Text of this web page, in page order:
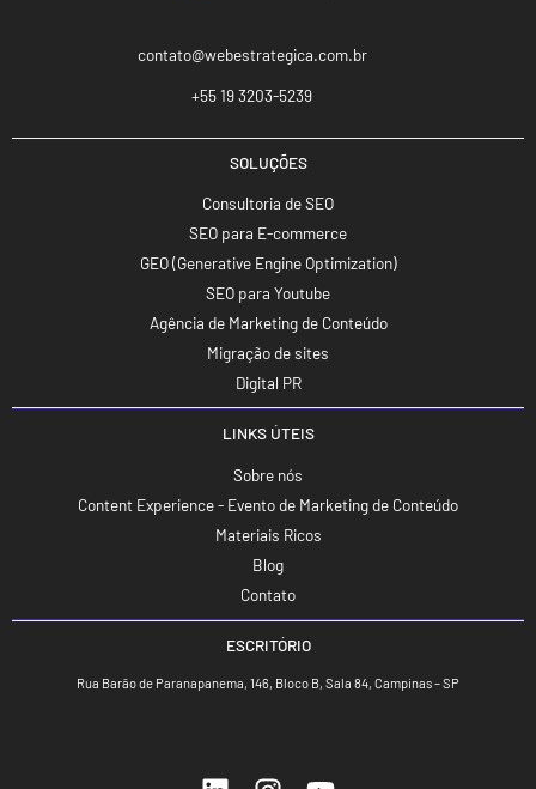
contato@webestrategica.com.br
+55 19 3203-5239
SOLUÇÕES
Consultoria de SEO
SEO para E-commerce
GEO (Generative Engine Optimization)
SEO para Youtube
Agência de Marketing de Conteúdo
Migração de sites
Digital PR
LINKS ÚTEIS
Sobre nós
Content Experience - Evento de Marketing de Conteúdo
Materiais Ricos
Blog
Contato
ESCRITÓRIO
Rua Barão de Paranapanema, 146, Bloco B, Sala 84, Campinas – SP